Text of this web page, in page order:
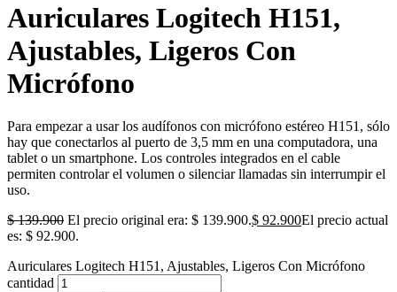
Auriculares Logitech H151,
Ajustables, Ligeros Con
Micrófono
Para empezar a usar los audífonos con micrófono estéreo H151, sólo
hay que conectarlos al puerto de 3,5 mm en una computadora, una
tablet o un smartphone. Los controles integrados en el cable
permiten controlar el volumen o silenciar llamadas sin interrumpir el
uso.
$139.900 El precio original era: $ 139.900.$ 92.900El precio actual
es: $ 92.900.
Auriculares Logitech H151, Ajustables, Ligeros Con Micrófono
cantidad